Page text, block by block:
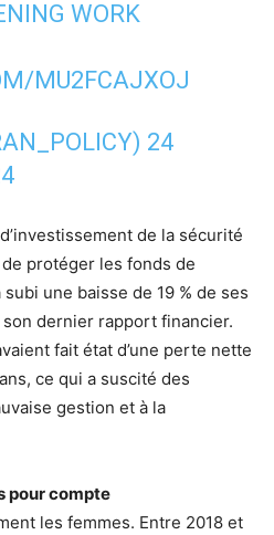
WORK
MU2FCAJXOJ
24
de la sécurité
protéger les fonds de
une baisse de 19 % de ses
dernier rapport financier.
fait état d’une perte nette
ce qui a suscité des
gestion et à la
pour compte
les femmes. Entre 2018 et